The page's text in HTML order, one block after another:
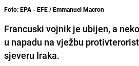
Foto: EPA - EFE / Emmanuel Macron
Francuski vojnik je ubijen, a
u napadu na vježbu
sjeveru Iraka.